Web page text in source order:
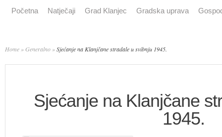
Početna Natječaji Grad Klanjec Gradska uprava
Home »Generalno »Sjećanje na Klanjčane stradale u svibnju 1945.
Sjećanje na Klanjčane
1945.